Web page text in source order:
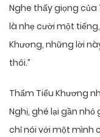
Nghe thấy giọng của
là nhẹ cười một
Khương, những lời
thôi.”
Thẩm Tiểu Khương
Nghị, ghé lại gần
chỉ nói với một mình